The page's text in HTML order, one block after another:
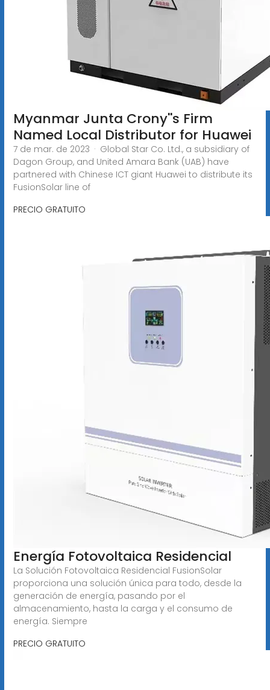
Myanmar Junta Crony''s Firm
Named Local Distributor for Huawei
7 de mar. de 2023 · Global Star Co. Ltd., a subsidiary of
Dagon Group, and United Amara Bank (UAB) have
partnered with Chinese ICT giant Huawei to distribute its
FusionSolar line of
PRECIO GRATUITO
Energía Fotovoltaica Residencial
La Solución Fotovoltaica Residencial FusionSolar
proporciona una solución única para todo, desde la
generación de energía, pasando por el
almacenamiento, hasta la carga y el consumo de
energía. Siempre
PRECIO GRATUITO